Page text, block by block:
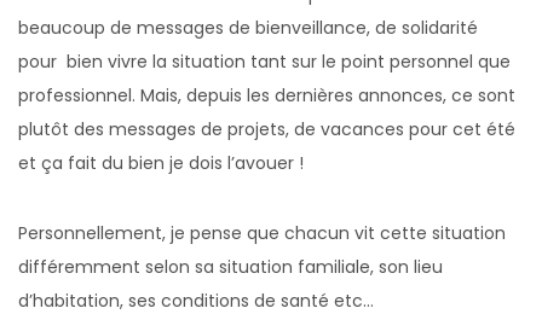
beaucoup de messages de bienveillance, de solidarité
pour bien vivre la situation tant sur le point personnel que
professionnel. Mais, depuis les dernières annonces, ce sont
plutôt des messages de projets, de vacances pour cet été
et ça fait du bien je dois l’avouer !
Personnellement, je pense que chacun vit cette situation
différemment selon sa situation familiale, son lieu
d’habitation, ses conditions de santé etc…